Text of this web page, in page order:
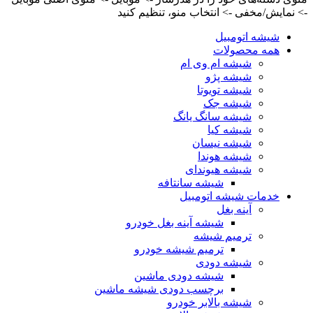
-> نمایش/مخفی -> انتخاب منو، تنظیم کنید
شیشه اتومبیل
همه محصولات
شیشه ام وی ام
شیشه پژو
شیشه تویوتا
شیشه جک
شیشه سانگ یانگ
شیشه کیا
شیشه نیسان
شیشه هوندا
شیشه هیوندای
شیشه سانتافه
خدمات شیشه اتومبیل
آینه بغل
شیشه آینه بغل خودرو
ترمیم شیشه
ترمیم شیشه خودرو
شیشه دودی
شیشه دودی ماشین
برچسب دودی شیشه ماشین
شیشه بالابر خودرو